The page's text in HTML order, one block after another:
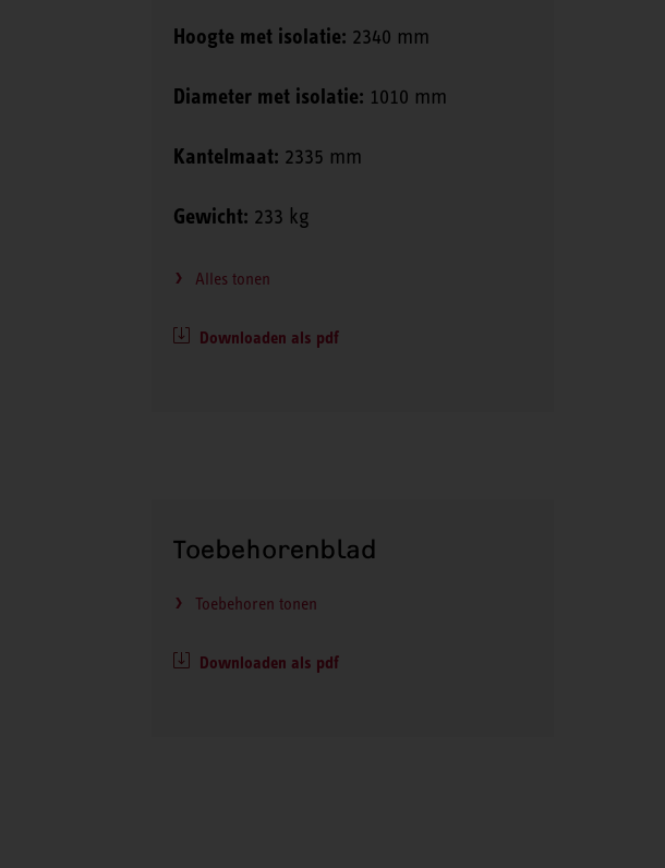
Hoogte met isolatie: 2340 mm
Diameter met isolatie: 1010 mm
Kantelmaat: 2335 mm
Gewicht: 233 kg
Alles tonen
Downloaden als pdf
Toebehorenblad
Toebehoren tonen
Downloaden als pdf